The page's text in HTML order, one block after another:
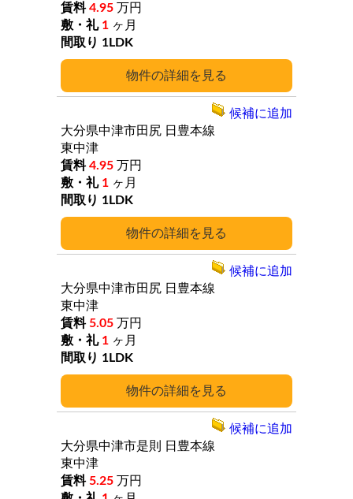
詳細
4.95 万円
1 ヶ月
1LDK
詳細
大分県中津市田尻 日豊本線
東中津
4.95 万円
1 ヶ月
1LDK
候補に追加
詳細
大分県中津市田尻 日豊本線
東中津
5.05 万円
1 ヶ月
1LDK
候補に追加
大分県中津市是則
日豊本線
東中津
5.25 万円
候補に追加